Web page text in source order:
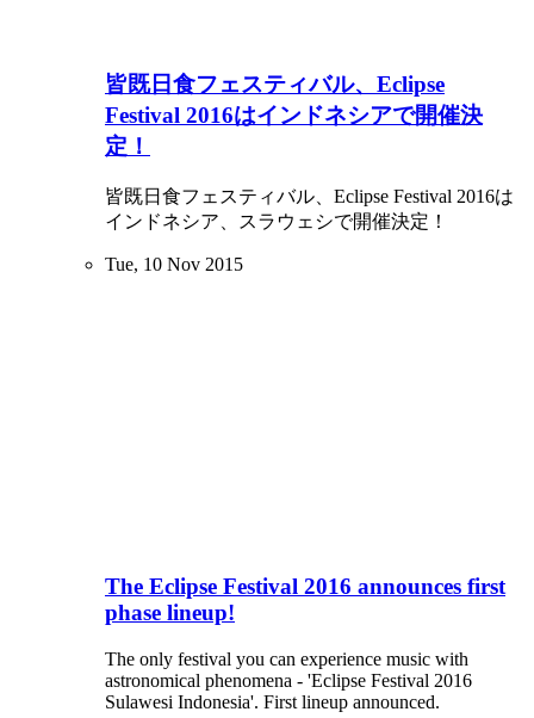
皆既日食フェスティバル、Eclipse
Festival 2016はインドネシアで開催決
定！
皆既日食フェスティバル、Eclipse Festival 2016は
インドネシア、スラウェシで開催決定！
Tue, 10 Nov 2015
The Eclipse Festival 2016 announces first
phase lineup!
The only festival you can experience music with
astronomical phenomena - 'Eclipse Festival 2016
Sulawesi Indonesia'. First lineup announced.